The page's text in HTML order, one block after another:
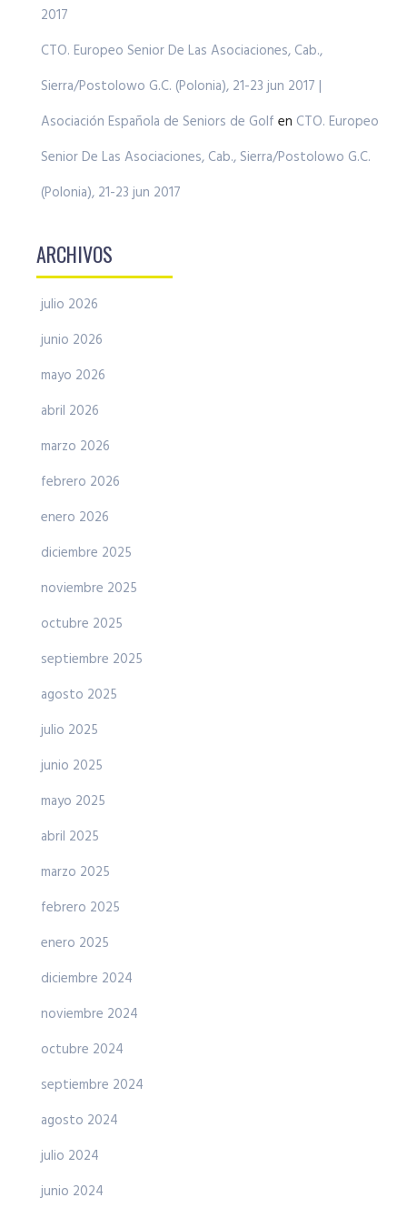
2017
CTO. Europeo Senior De Las Asociaciones, Cab.,
Sierra/Postolowo G.C. (Polonia), 21-23 jun 2017 |
Asociación Española de Seniors de Golf en CTO. Europeo
Senior De Las Asociaciones, Cab., Sierra/Postolowo G.C.
(Polonia), 21-23 jun 2017
ARCHIVOS
julio 2026
junio 2026
mayo 2026
abril 2026
marzo 2026
febrero 2026
enero 2026
diciembre 2025
noviembre 2025
octubre 2025
septiembre 2025
agosto 2025
julio 2025
junio 2025
mayo 2025
abril 2025
marzo 2025
febrero 2025
enero 2025
diciembre 2024
noviembre 2024
octubre 2024
septiembre 2024
agosto 2024
julio 2024
junio 2024